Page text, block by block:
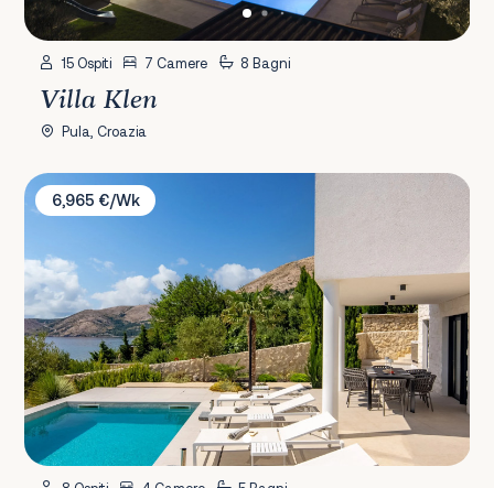
15 Ospiti 7 Camere 8 Bagni
Villa Klen
Pula, Croazia
Villa Marim
6,965 €/Wk